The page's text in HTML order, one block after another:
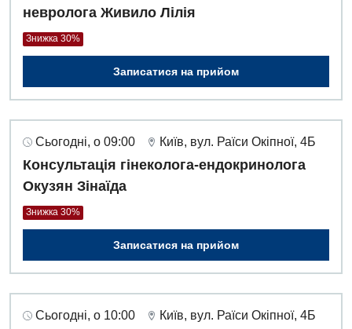
невролога Живило Лілія
Знижка 30%
Записатися на прийом
Сьогодні, о 09:00 Київ, вул. Раїси Окіпної, 4Б
Консультація гінеколога-ендокринолога
Окузян Зінаїда
Знижка 30%
Записатися на прийом
Сьогодні, о 10:00 Київ, вул. Раїси Окіпної, 4Б